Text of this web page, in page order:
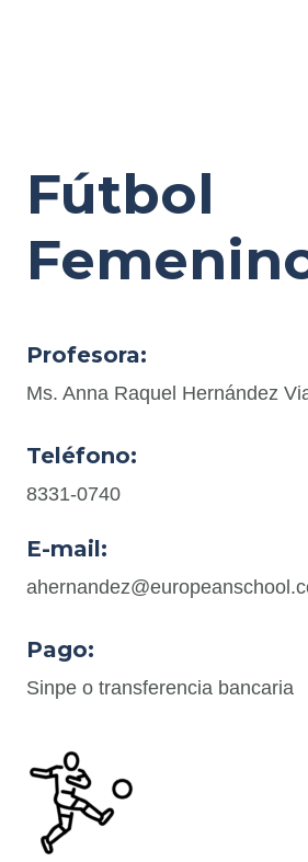
Fútbol
Profesora:
Ms. Anna Raquel Hernández
Teléfono:
8331-0740
E-mail:
Pago:
Sinpe o transferencia bancaria